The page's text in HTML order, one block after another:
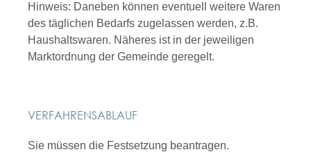
Hinweis: Daneben können eventuell weitere Waren
des täglichen Bedarfs zugelassen werden, z.B.
Haushaltswaren. Näheres ist in der jeweiligen
Marktordnung der Gemeinde geregelt.
VERFAHRENSABLAUF
Sie müssen die Festsetzung beantragen.